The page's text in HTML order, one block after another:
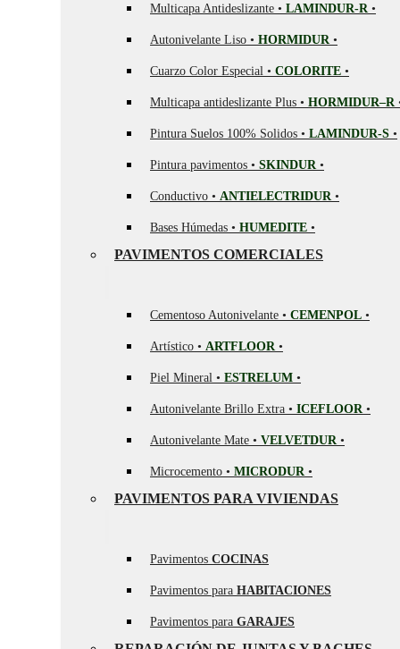
Multicapa Antideslizante • LAMINDUR-R •
Autonivelante Liso • HORMIDUR •
Cuarzo Color Especial • COLORITE •
Multicapa antideslizante Plus • HORMIDUR–R
Pintura Suelos 100% Solidos • LAMINDUR-S •
Pintura pavimentos • SKINDUR •
Conductivo • ANTIELECTRIDUR •
Bases Húmedas • HUMEDITE •
PAVIMENTOS COMERCIALES
Cementoso Autonivelante • CEMENPOL •
Artístico • ARTFLOOR •
Piel Mineral • ESTRELUM •
Autonivelante Brillo Extra • ICEFLOOR •
Autonivelante Mate • VELVETDUR •
Microcemento • MICRODUR •
PAVIMENTOS PARA VIVIENDAS
Pavimentos COCINAS
Pavimentos para HABITACIONES
Pavimentos para GARAJES